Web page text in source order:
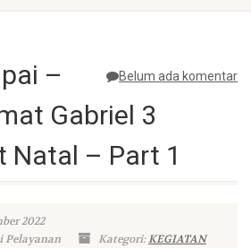
Belum ada komentar
–
Gabriel 3
Natal – Part 1
2022
Pelayanan
Kategori:KEGIATAN